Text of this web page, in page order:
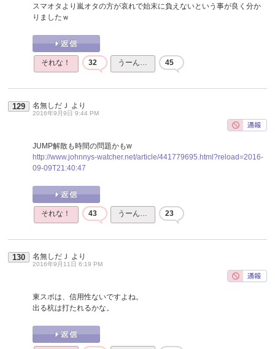
スマオタより嵐オタの方が哀れで始末に負えないという事が良く分か
りましたｗ
それな！ 32 うーん… 45
129 名無しだＪ より
2016年9月9日 9:44 PM
JUMP解散も時間の問題かもw
http://www.johnnys-watcher.net/article/441779695.html?reload=2016-
09-09T21:40:47
それな！ 43 うーん… 23
130 名無しだＪ より
2016年9月11日 6:19 PM
東スポは、信用性ないですよね。
出る杭は打たれるかな。